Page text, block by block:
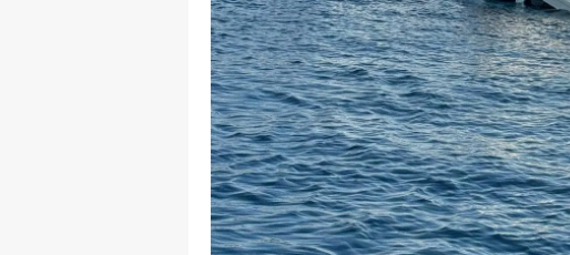
Kastamonu
Kayseri
Kırklareli
Kırşehir
Kocaeli
Konya